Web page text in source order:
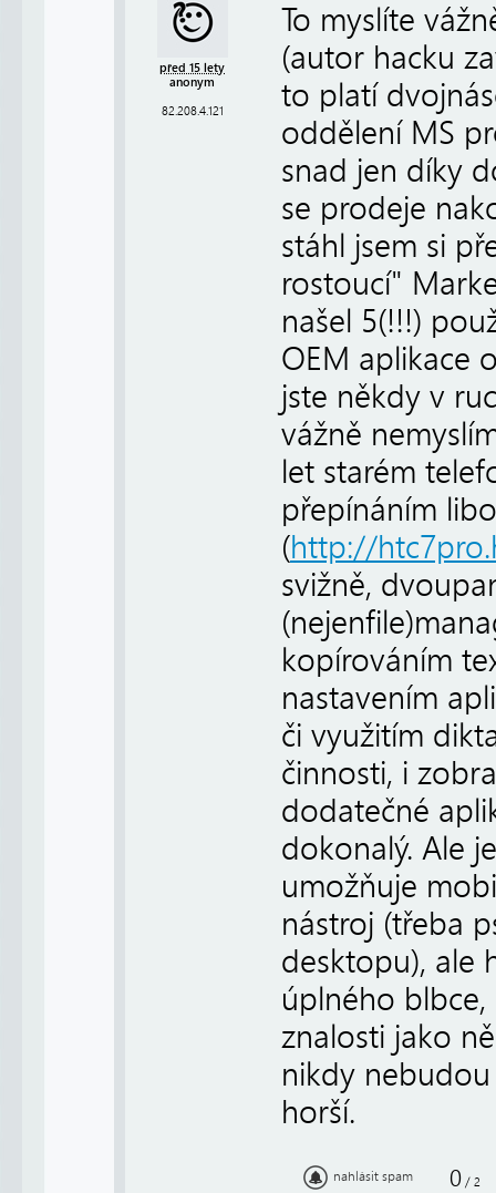
před 15 lety
anonym
82.208.4.121
To myslíte
(autor hacku
to platí
oddělení MS
snad jen díky
se prodeje
stáhl jsem si
rostoucí"
našel 5(!!!)
OEM aplikace
jste někdy v
vážně
let starém
přepínáním
(http://
svižně,
kopírováním
nastavením
či využitím
činnosti, i
dodatečné
dokonalý. Ale
umožňuje
nástroj (třeba
desktopu), ale
úplného
znalosti jako
nikdy
horší.
nahlásit spam 0 / 2